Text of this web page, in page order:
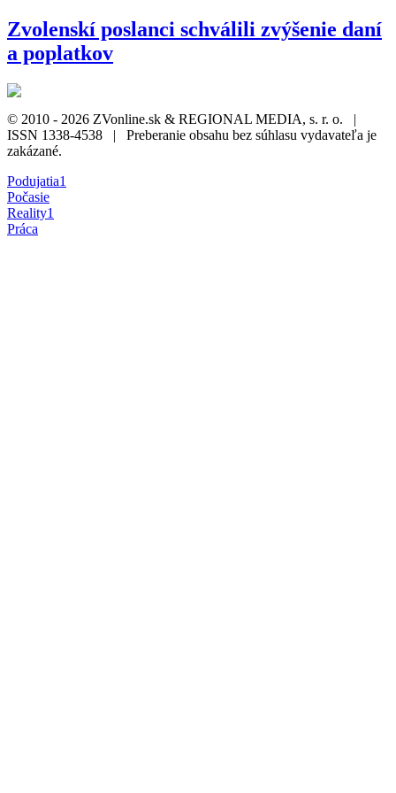
Zvolenskí poslanci schválili zvýšenie daní
a poplatkov
© 2010 - 2026 ZVonline.sk & REGIONAL MEDIA, s. r. o. |
ISSN 1338-4538 | Preberanie obsahu bez súhlasu vydavateľa je
zakázané.
Podujatia1
Počasie
Reality1
Práca